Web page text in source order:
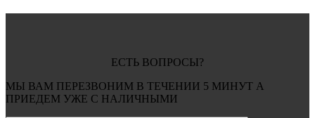
ЕСТЬ ВОПРОСЫ?
МЫ ВАМ ПЕРЕЗВОНИМ В ТЕЧЕНИИ 5 МИНУТ А
ПРИЕДЕМ УЖЕ С НАЛИЧНЫМИ